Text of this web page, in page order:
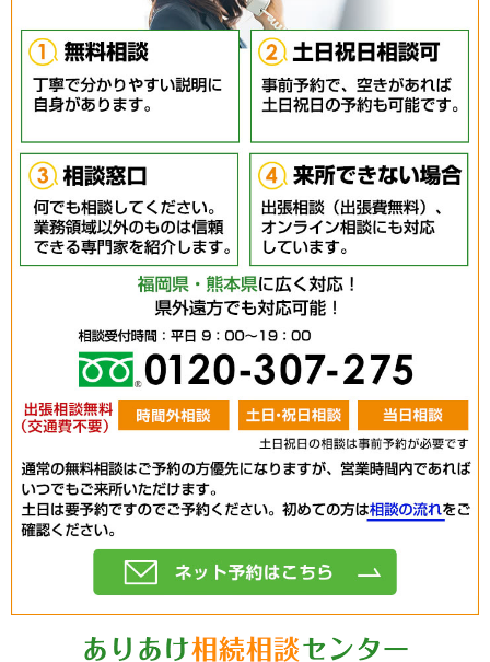
当事務所は当サイトを訪問されたお客さまのプラ
イバシーを守るために合理的な範囲で必要な措置
をとります。
当事務所は以上の方針を改定することがありま
す。
その場合すべての改定はこのホームページで通知
いたします。
相続業務と周辺業務
利用目的
当サイトでは、以下の目的で個人情報を利用しま
す。
お見積のご依頼・ご質問に関するご回答、資
料送付。
0120-
ネット予約